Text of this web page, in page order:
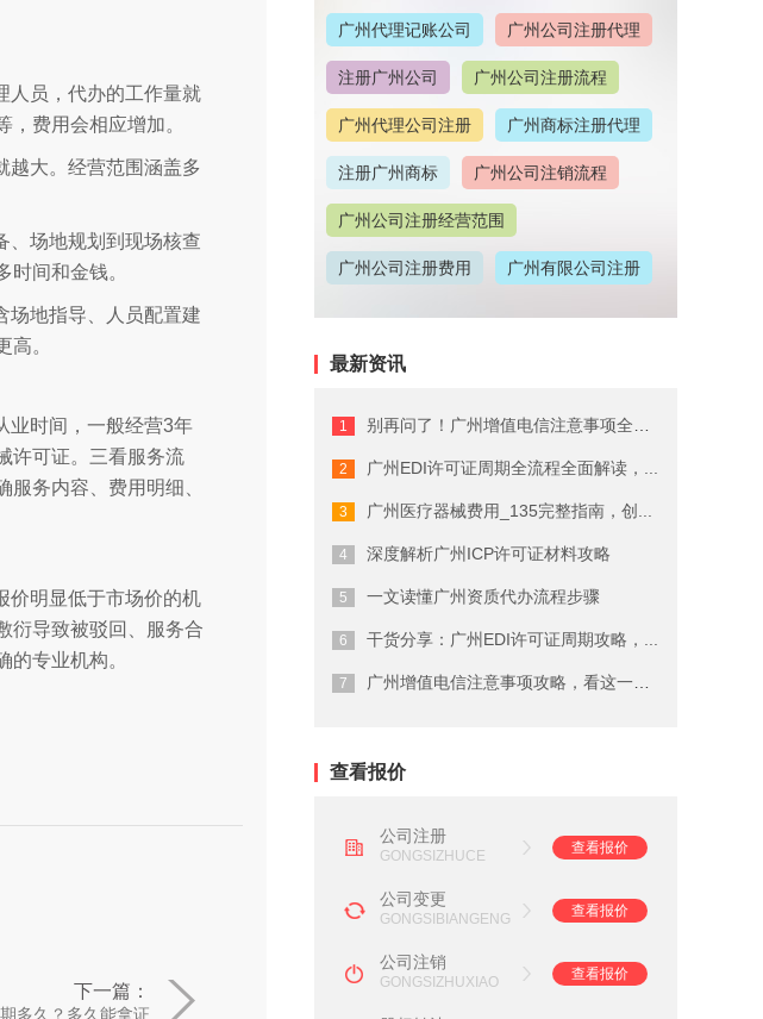
人员，代办的工作量就
费用会相应增加。
越大。经营范围涵盖多
、场地规划到现场核查
间和金钱。
场地指导、人员配置建
。
业时间，一般经营3年
许可证。三看服务流
务内容、费用明细、
价明显低于市场价的机
衍导致被驳回、服务合
专业机构。
下一篇：
多久？多久能拿证
广州代理记账公司 广州公司注册代理
注册广州公司 广州公司注册流程
广州代理公司注册 广州商标注册代理
注册广州商标 广州公司注销流程
广州公司注册经营范围
广州公司注册费用 广州有限公司注册
广州公司注册地址
广州代理记账收费情况
广州商标注册费用有哪些
广州代理公司注册注意事项
在广州注册商标的流程及费用
广州劳务派遣资质申请流程
广州营业执照注销流程
广州会计代理记账公司
最新资讯
别再问了！广州增值电信注意事项全流程...
广州EDI许可证周期全流程全面解读，...
广州医疗器械费用_135完整指南，创...
深度解析广州ICP许可证材料攻略
一文读懂广州资质代办流程步骤
干货分享：广州EDI许可证周期攻略，...
广州增值电信注意事项攻略，看这一篇就...
查看报价
公司注册
GONGSIZHUCE
查看报价
公司变更
GONGSIBIANGENG
查看报价
公司注销
GONGSIZHUXIAO
查看报价